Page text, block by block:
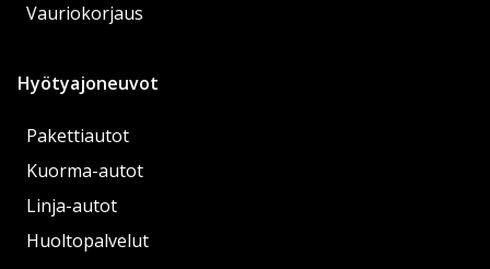
Vauriokorjaus
Hyötyajoneuvot
Pakettiautot
Kuorma-autot
Linja-autot
Huoltopalvelut